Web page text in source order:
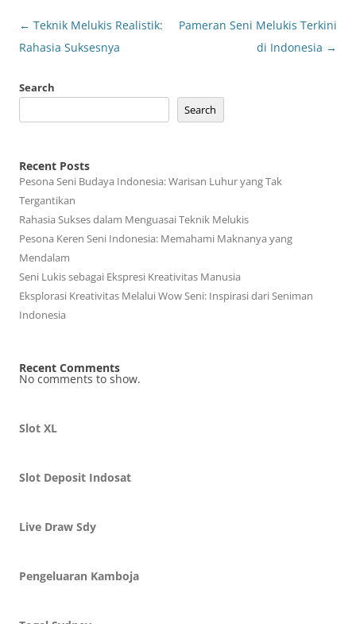
Post
navigation
← Teknik Melukis Realistik:
Rahasia Suksesnya
Pameran Seni Melukis Terkini
di Indonesia →
Search
Search
Recent Posts
Pesona Seni Budaya Indonesia: Warisan Luhur yang Tak
Tergantikan
Rahasia Sukses dalam Menguasai Teknik Melukis
Pesona Keren Seni Indonesia: Memahami Maknanya yang
Mendalam
Seni Lukis sebagai Ekspresi Kreativitas Manusia
Eksplorasi Kreativitas Melalui Wow Seni: Inspirasi dari Seniman
Indonesia
Recent Comments
No comments to show.
Slot XL
Slot Deposit Indosat
Live Draw Sdy
Pengeluaran Kamboja